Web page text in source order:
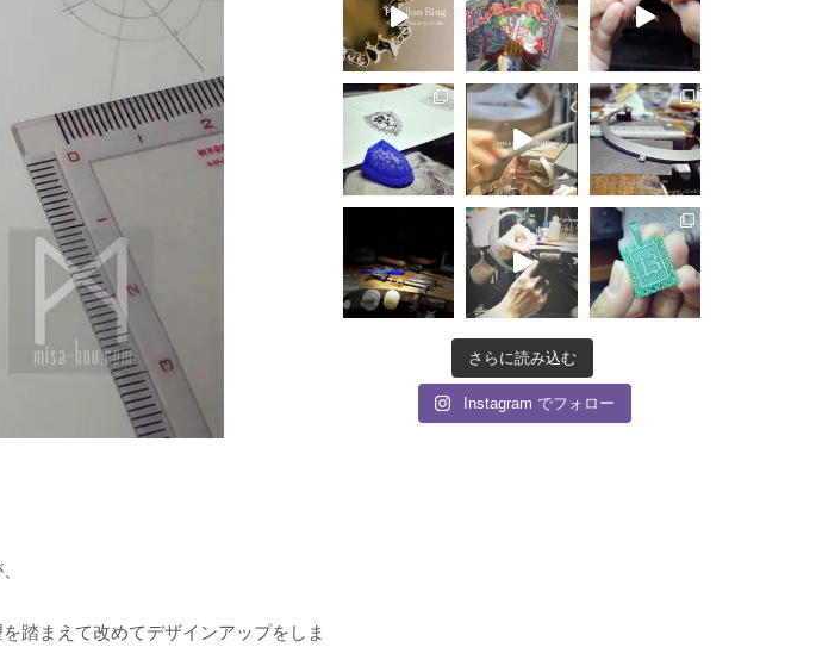
踏まえて改めてデザインアップをしま
さらに読み込む
Instagram でフォロー